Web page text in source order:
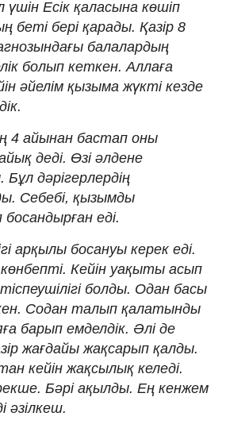
Есік қаласына көшіп
беті бері қарады. Қазір 8
балалардың
болып кеткен. Аллаға
әйелім қызыма жүкті кезде
4 айынан бастап оны
деді. Өзі әлдене
дәрігерлердің
Себебі, қызымды
еді.
арқылы босануы керек еді.
көнбепті. Кейін уақыты асып
болды. Одан басы
Содан талып қалатынды
барып емделдік. Әлі де
жағдайы жақсарып қалды.
кейін жақсылық келеді.
Бәрі ақылды. Ең кенжем
әзілкеш.